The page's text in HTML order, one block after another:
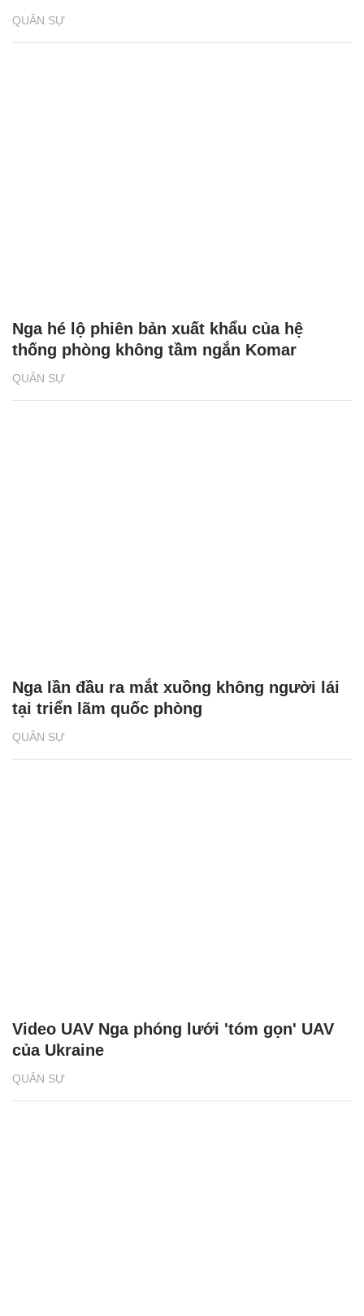
QUÂN SỰ
QUÂN SỰ
Nga hé lộ phiên bản xuất khẩu của hệ
thống phòng không tầm ngắn Komar
QUÂN SỰ
Nga lần đầu ra mắt xuồng không người lái
tại triển lãm quốc phòng
QUÂN SỰ
Video UAV Nga phóng lưới 'tóm gọn' UAV
của Ukraine